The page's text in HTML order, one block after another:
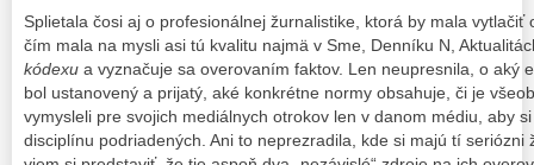
Splietala čosi aj o profesionálnej žurnalistike, ktorá by mala vytlačiť
čím mala na mysli asi tú kvalitu najmä v Sme, Denníku N,
kódexu a vyznačuje sa overovaním faktov. Len neupresnila, o aký
bol ustanovený a prijatý, aké konkrétne normy obsahuje, či je
vymysleli pre svojich mediálnych otrokov len v danom médiu, aby
disciplínu podriadených. Ani to neprezradila, kde si majú tí seriózni